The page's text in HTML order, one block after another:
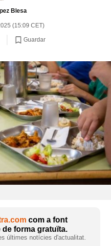
Blesa
(15:09 CET)
Guardar
com a font
de forma gratuïta.
últimes notícies d'actualitat.